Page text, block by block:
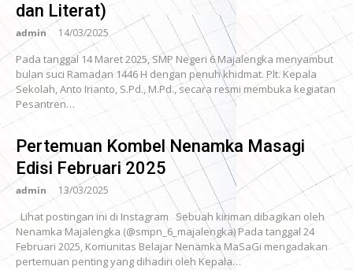
dan Literat)
admin 14/03/2025
Pada tanggal 14 Maret 2025, SMP Negeri 6 Majalengka menyambut
bulan suci Ramadan 1446 H dengan penuh khidmat. Plt. Kepala
Sekolah, Anto Irianto, S.Pd., M.Pd., secara resmi membuka kegiatan
Pesantren…
Pertemuan Kombel Nenamka Masagi
Edisi Februari 2025
admin 13/03/2025
Lihat postingan ini di Instagram Sebuah kiriman dibagikan oleh
Nenamka Majalengka (@smpn_6_majalengka) Pada tanggal 24
Februari 2025, Komunitas Belajar Nenamka MaSaGi mengadakan
pertemuan penting yang dihadiri oleh Kepala…